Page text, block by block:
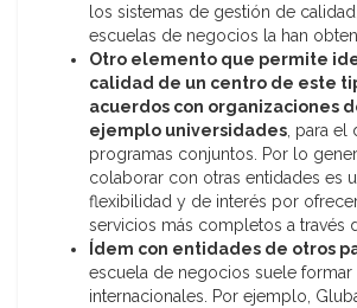
los sistemas de gestión de
escuelas de negocios la han
Otro elemento que permite
calidad de un centro de este
acuerdos con organizaciones
ejemplo universidades , para
programas conjuntos. Por lo
colaborar con otras entidades es
flexibilidad y de interés por
servicios más completos a través
Ídem con entidades de otros
escuela de negocios suele formar
internacionales. Por ejemplo,